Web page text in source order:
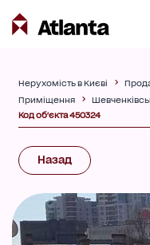
Нерухомість в Києві
Приміщення
Код об'єкта 450324
Назад